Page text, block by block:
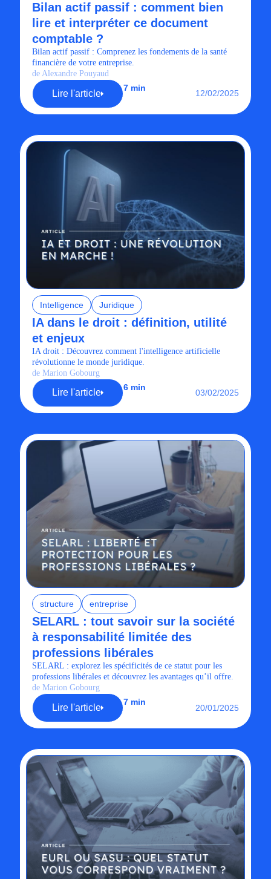
Bilan actif passif : comment bien
lire et interpréter ce document
comptable ?
Bilan actif passif : Comprenez les fondements de la santé
financière de votre entreprise.
de Alexandre Pouyaud
Lire l'article
7 min
12/02/2025
Intelligence Juridique
IA dans le droit : définition, utilité
et enjeux
IA droit : Découvrez comment l'intelligence artificielle
révolutionne le monde juridique.
de Marion Gobourg
Lire l'article
6 min
03/02/2025
structure entreprise
SELARL : tout savoir sur la société
à responsabilité limitée des
professions libérales
SELARL : explorez les spécificités de ce statut pour les
professions libérales et découvrez les avantages qu’il offre.
de Marion Gobourg
Lire l'article
7 min
20/01/2025